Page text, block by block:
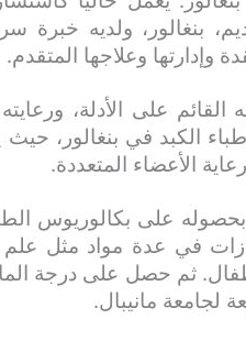
بنغالور، ولديه
وعلاجها المتقدم.
القائم على الأدلة،
الكبد في بنغالور،
الأعضاء المتعددة.
على بكالوريوس
في عدة مواد مثل علم
ثم حصل على درجة
لجامعة مانيبال.